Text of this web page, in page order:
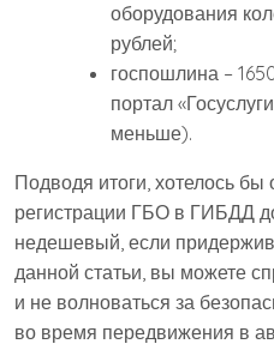
оборудования
рублей;
госпошлина –
портал
меньше).
Подводя итоги, хотелось бы
регистрации ГБО в ГИБДД
недешевый, если
данной статьи, вы можете
и не волноваться за
во время передвижения в